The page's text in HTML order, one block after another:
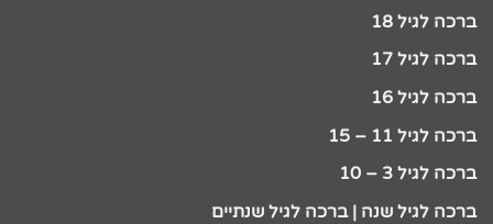
ברכה לגיל 18
ברכה לגיל 17
ברכה לגיל 16
ברכה לגיל 11 – 15
ברכה לגיל 3 – 10
ברכה לגיל שנה | ברכה לגיל שנתיים